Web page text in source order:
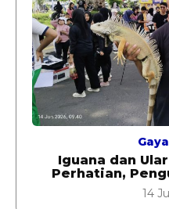
Iguana dan
Perhatian,
14